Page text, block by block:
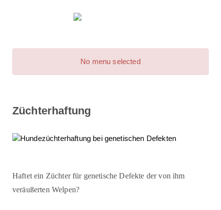
No menu selected
Züchterhaftung
Haftet ein Züchter für genetische Defekte der von ihm
veräußerten Welpen?